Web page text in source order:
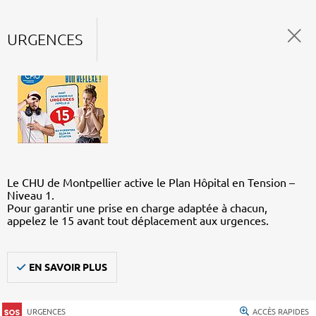
URGENCES
Le CHU de Montpellier active le Plan Hôpital en Tension –
Niveau 1.
Pour garantir une prise en charge adaptée à chacun,
appelez le 15 avant tout déplacement aux urgences.
EN SAVOIR PLUS
URGENCES ACCÈS RAPIDES